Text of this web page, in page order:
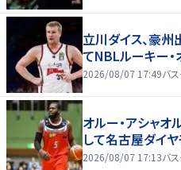
立川ダイス、豪
てNBLルーキー・
2026/08/07 17:49バ
オルー・アシャ
して名古屋ダイ
2026/08/07 17:13バ